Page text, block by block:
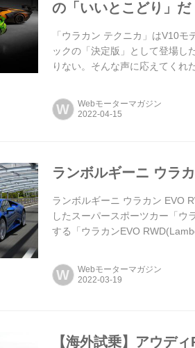
の「いいとこどり」だ
「ウラカン テクニカ」はV10
ックの「決定版」として登場し
りない。そんな声に応えてくれ
W Webモーターマガジン
ランボルギーニ ウラ
ランボルギーニ ウラカン EVO
したスーパースポーツカー「ウ
する「ウラカンEVO
W Webモーターマガジン
【海外試乗】アウデ